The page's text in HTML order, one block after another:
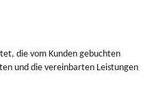
die vom Kunden gebuchten
und die vereinbarten Leistungen